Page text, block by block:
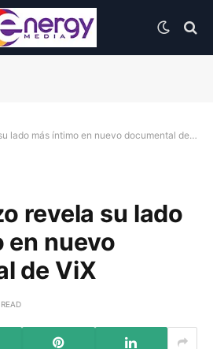
lado más íntimo en nuevo documental de ViX
revela su lado
en nuevo
de ViX